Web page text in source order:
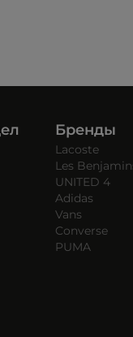
Бренды
Lacoste
Les
UNITED 4
Adidas
Vans
Converse
PUMA